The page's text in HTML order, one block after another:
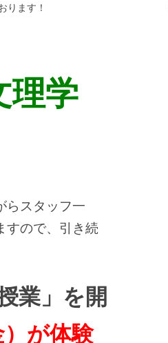
ります！
理学
らスタッフ一
すので、引き続
業」を開
が体験